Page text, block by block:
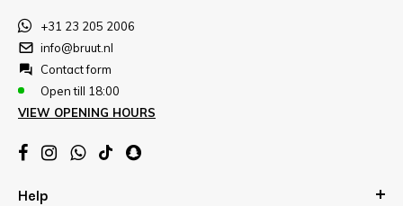
+31 23 205 2006
info@bruut.nl
Contact form
Open till 18:00
VIEW OPENING HOURS
Help